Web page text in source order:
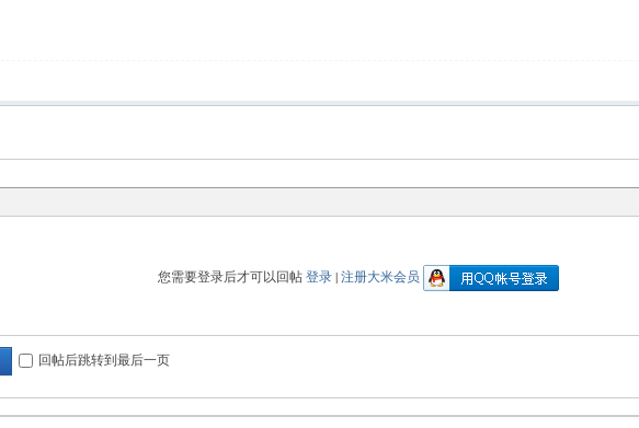
您需要登录后才可以回帖登录|注册大米会员
回帖后跳转到最后一页